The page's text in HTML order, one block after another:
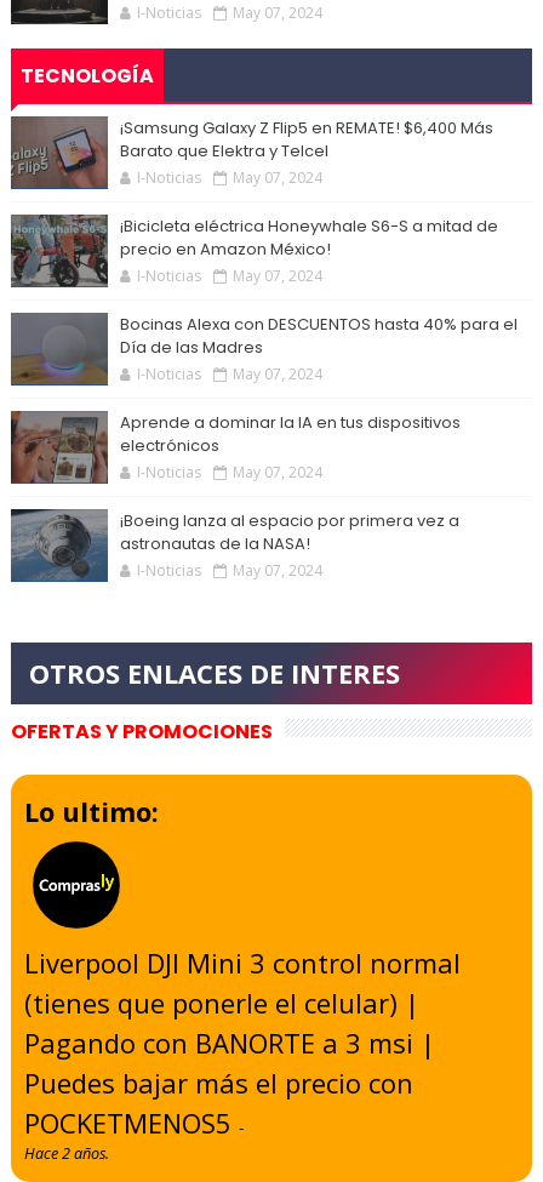
I-Noticias May 07, 2024
TECNOLOGÍA
¡Samsung Galaxy Z Flip5 en REMATE! $6,400 Más
Barato que Elektra y Telcel
I-Noticias May 07, 2024
¡Bicicleta eléctrica Honeywhale S6-S a mitad de
precio en Amazon México!
I-Noticias May 07, 2024
Bocinas Alexa con DESCUENTOS hasta 40% para el
Día de las Madres
I-Noticias May 07, 2024
Aprende a dominar la IA en tus dispositivos
electrónicos
I-Noticias May 07, 2024
¡Boeing lanza al espacio por primera vez a
astronautas de la NASA!
I-Noticias May 07, 2024
OFERTAS Y PROMOCIONES
Lo ultimo:
Liverpool DJI Mini 3 control normal
(tienes que ponerle el celular) |
Pagando con BANORTE a 3 msi |
Puedes bajar más el precio con
POCKETMENOS5-
Hace 2 años.